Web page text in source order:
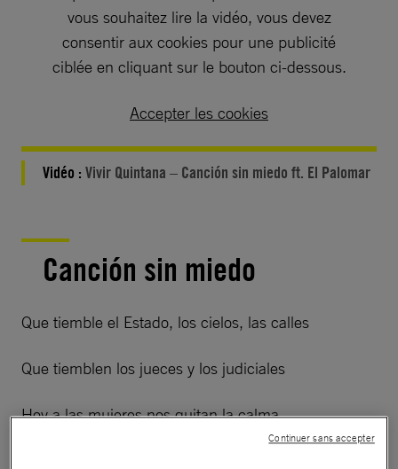
vous souhaitez lire la vidéo, vous devez
consentir aux cookies pour une publicité
ciblée en cliquant sur le bouton ci-dessous.
Accepter les cookies
Vidéo : Vivir Quintana – Canción sin miedo ft. El Palomar
Canción sin miedo
Que tiemble el Estado, los cielos, las calles
Que tiemblen los jueces y los judiciales
Hoy a las mujeres nos quitan la calma
Continuer sans accepter